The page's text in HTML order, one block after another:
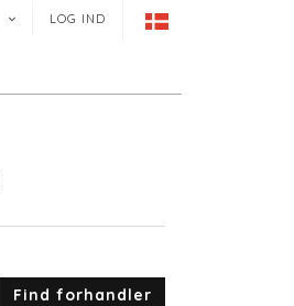
LOG IND
Find forhandler